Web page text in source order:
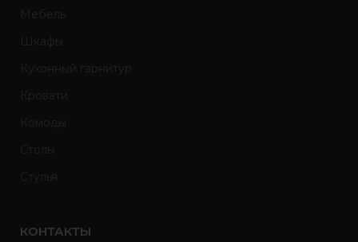
Мебель
Шкафы
Кухонный гарнитур
Кровати
Комоды
Столы
Стулья
КОНТАКТЫ